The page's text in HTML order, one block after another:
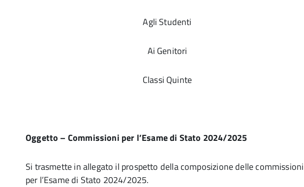
Agli Studenti
Ai Genitori
Classi Quinte
Oggetto – Commissioni per l’Esame di Stato 2024/2025
Si trasmette in allegato il prospetto della composizione delle commissioni
per l’Esame di Stato 2024/2025.